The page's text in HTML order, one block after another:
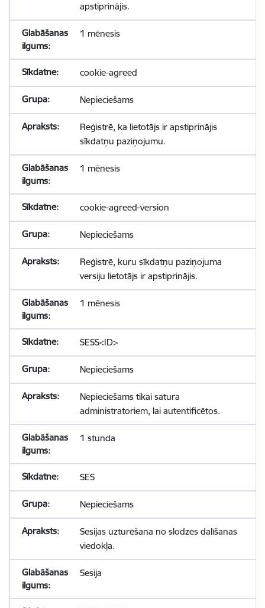
apstiprinājis.
1 mēnesis
cookie-agreed
Nepieciešams
Reģistrē, ka lietotājs ir apstiprinājis
sīkdatņu paziņojumu.
1 mēnesis
cookie-agreed-version
Nepieciešams
Reģistrē, kuru sīkdatņu paziņojuma
versiju lietotājs ir apstiprinājis.
1 mēnesis
SESS<ID>
Nepieciešams
Nepieciešams tikai satura
administratoriem, lai autentificētos.
1 stunda
SES
Nepieciešams
Sesijas uzturēšana no slodzes dalīšanas
viedokļa.
Sesija